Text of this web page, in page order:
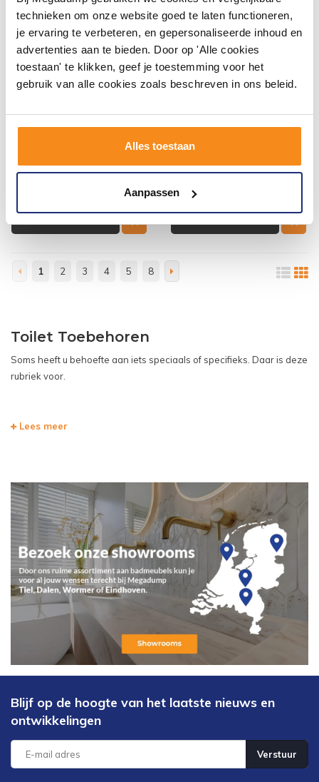
technieken om onze website goed te laten functioneren,
je ervaring te verbeteren, en gepersonaliseerde inhoud en
advertenties aan te bieden. Door op 'Alle cookies
toestaan' te klikken, geef je toestemming voor het
gebruik van alle cookies zoals beschreven in ons beleid.
Alles toestaan
Aanpassen
183,27
volgende (werk)dag in huis
738,04
1 2 3 4 5 8
Toilet Toebehoren
Soms heeft u behoefte aan iets speciaals of specifieks. Daar is deze
rubriek voor.
Lees meer
Blijf op de hoogte van het laatste nieuws en
ontwikkelingen
Verstuur